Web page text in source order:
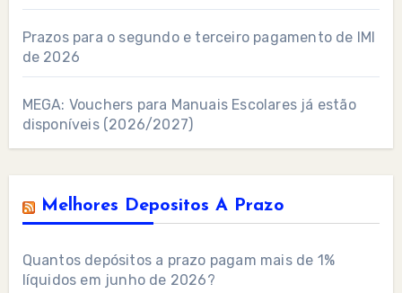
Prazos para o segundo e terceiro pagamento de IMI
de 2026
MEGA: Vouchers para Manuais Escolares já estão
disponíveis (2026/2027)
Melhores Depositos A Prazo
Quantos depósitos a prazo pagam mais de 1%
líquidos em junho de 2026?